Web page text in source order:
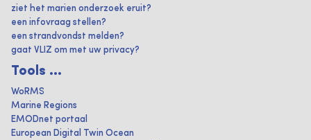
ziet het marien onderzoek eruit?
een infovraag stellen?
een strandvondst melden?
gaat VLIZ om met uw privacy?
Tools ...
WoRMS
Marine Regions
EMODnet portaal
European Digital Twin Ocean